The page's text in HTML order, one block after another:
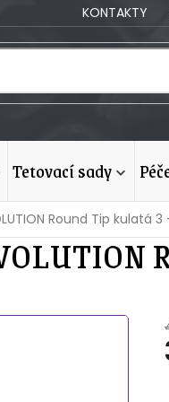
KONTAKTY
tetovací sady
Round Tip kulatá 3